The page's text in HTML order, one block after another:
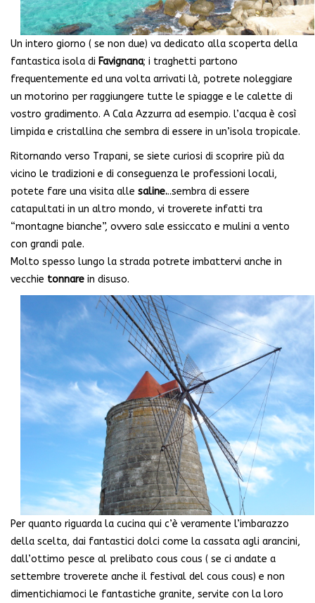
Un intero giorno ( se non due) va dedicato alla scoperta della
fantastica isola di Favignana; i traghetti partono
frequentemente ed una volta arrivati là, potrete noleggiare
un motorino per raggiungere tutte le spiagge e le calette di
vostro gradimento. A Cala Azzurra ad esempio. l’acqua è così
limpida e cristallina che sembra di essere in un’isola tropicale.
Ritornando verso Trapani, se siete curiosi di scoprire più da
vicino le tradizioni e di conseguenza le professioni locali,
potete fare una visita alle saline...sembra di essere
catapultati in un altro mondo, vi troverete infatti tra
“montagne bianche”, ovvero sale essiccato e mulini a vento
con grandi pale.
Molto spesso lungo la strada potrete imbattervi anche in
vecchie tonnare in disuso.
Per quanto riguarda la cucina qui c’è veramente l’imbarazzo
della scelta, dai fantastici dolci come la cassata agli arancini,
dall’ottimo pesce al prelibato cous cous ( se ci andate a
settembre troverete anche il festival del cous cous) e non
dimentichiamoci le fantastiche granite, servite con la loro